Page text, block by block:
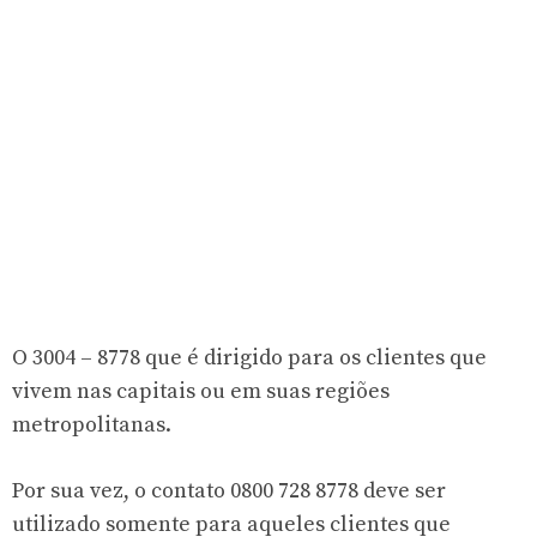
O 3004 – 8778 que é dirigido para os clientes que
vivem nas capitais ou em suas regiões
metropolitanas.
Por sua vez, o contato 0800 728 8778 deve ser
utilizado somente para aqueles clientes que